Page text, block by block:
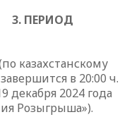
казахстанскому
в 20:00 ч.
декабря 2024 года
Розыгрыша»).